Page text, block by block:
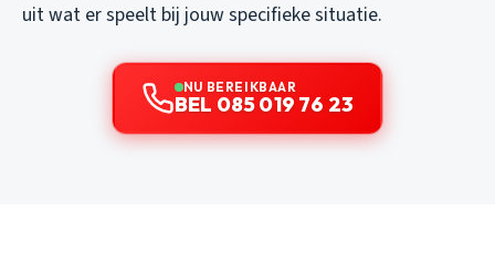
uit wat er speelt bij jouw specifieke situatie.
NU BEREIKBAAR
BEL 085 019 76 23